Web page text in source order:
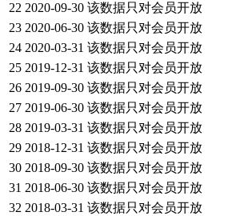
22 2020-09-30 该数据只对会员开放
23 2020-06-30 该数据只对会员开放
24 2020-03-31 该数据只对会员开放
25 2019-12-31 该数据只对会员开放
26 2019-09-30 该数据只对会员开放
27 2019-06-30 该数据只对会员开放
28 2019-03-31 该数据只对会员开放
29 2018-12-31 该数据只对会员开放
30 2018-09-30 该数据只对会员开放
31 2018-06-30 该数据只对会员开放
32 2018-03-31 该数据只对会员开放